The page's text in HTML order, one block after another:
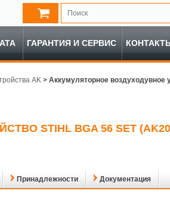
ГАРАНТИЯ И СЕРВИС
AK > Аккумуляторное воздуходувное
STIHL BGA 56 SET
Принадлежности Документация